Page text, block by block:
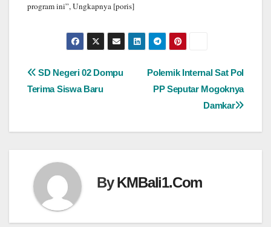
program ini”, Ungkapnya [poris]
Navigasi
Polemik Internal Sat Pol
PP Seputar Mogoknya
Damkar
SD Negeri 02 Dompu
Terima Siswa Baru
ByKMBali1.Com